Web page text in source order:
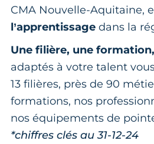
CMA Nouvelle-Aquitaine,
l’apprentissage dans la
Une filière, une
adaptés à votre talent
13 filières, près de 90
formations, nos
nos équipements de
*chiffres clés au 31-12-24